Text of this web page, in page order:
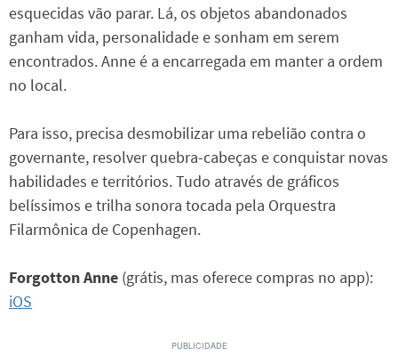
esquecidas vão parar. Lá, os objetos abandonados
ganham vida, personalidade e sonham em serem
encontrados. Anne é a encarregada em manter a ordem
no local.
Para isso, precisa desmobilizar uma rebelião contra o
governante, resolver quebra-cabeças e conquistar novas
habilidades e territórios. Tudo através de gráficos
belíssimos e trilha sonora tocada pela Orquestra
Filarmônica de Copenhagen.
Forgotton Anne (grátis, mas oferece compras no app):
iOS